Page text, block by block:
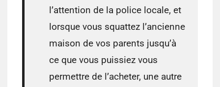
l’attention de la police locale, et
lorsque vous squattez l’ancienne
maison de vos parents jusqu’à
ce que vous puissiez vous
permettre de l’acheter, une autre